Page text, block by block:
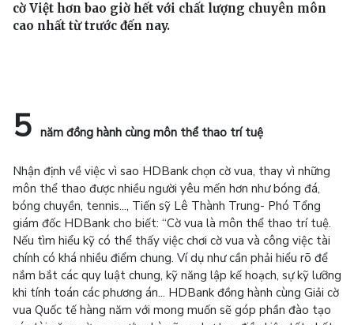
cờ Việt hơn bao giờ hết với chất lượng chuyên môn
cao nhất từ trước đến nay.
5 năm đồng hành cùng môn thể thao trí tuệ
Nhận định về việc vì sao HDBank chọn cờ vua, thay vì những
môn thể thao được nhiều người yêu mến hơn như bóng đá,
bóng chuyền, tennis..., Tiến sỹ Lê Thành Trung- Phó Tổng
giám đốc HDBank cho biết: “Cờ vua là môn thể thao trí tuệ.
Nếu tìm hiểu kỹ có thể thấy việc chơi cờ vua và công việc tài
chính có khá nhiều điểm chung. Ví dụ như cần phải hiểu rõ để
nắm bắt các quy luật chung, kỹ năng lập kế hoạch, sự kỹ lưỡng
khi tính toán các phương án... HDBank đồng hành cùng Giải cờ
vua Quốc tế hàng năm với mong muốn sẽ góp phần đào tạo